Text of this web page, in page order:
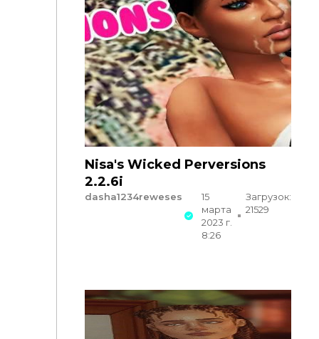
Nisa's Wicked Perversions
2.2.6i
dasha1234reweses
15
марта
2023 г.
8:26
Загрузок:
21529